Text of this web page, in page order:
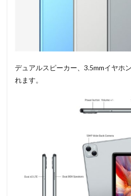
デュアルスピーカー、3.5mmイヤホ
れます。